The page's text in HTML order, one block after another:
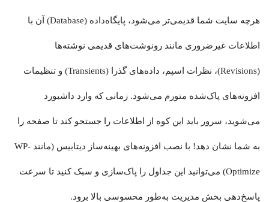
هرچه سایت شما قدیمی‌تر می‌شود، پایگاه‌داده (Database) آن با
اطلاعات غیرضروری مانند رونوشت‌های قدیمی نوشته‌ها
(Revisions)، نظرات اسپم، داده‌های گذرا (Transients) و تنظیمات
افزونه‌های پاک‌شده متورم می‌شود. زمانی که وارد داشبورد
می‌شوید، سرور باید این کوه از اطلاعات را جستجو کند تا صفحه را
به شما نشان دهد! با نصب افزونه‌های بهینه‌ساز دیتابیس (مانند WP-
Optimize) می‌توانید این جداول را پاک‌سازی و سبک کنید تا سرعت
پاسخ‌دهی بخش مدیریت به‌طور محسوسی بالا برود.